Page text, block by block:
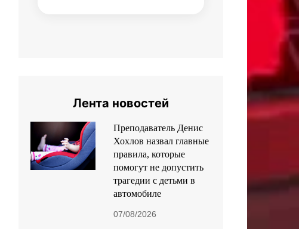
Лента новостей
Преподаватель Денис
Хохлов назвал главные
правила, которые
помогут не допустить
трагедии с детьми в
автомобиле
07/08/2026